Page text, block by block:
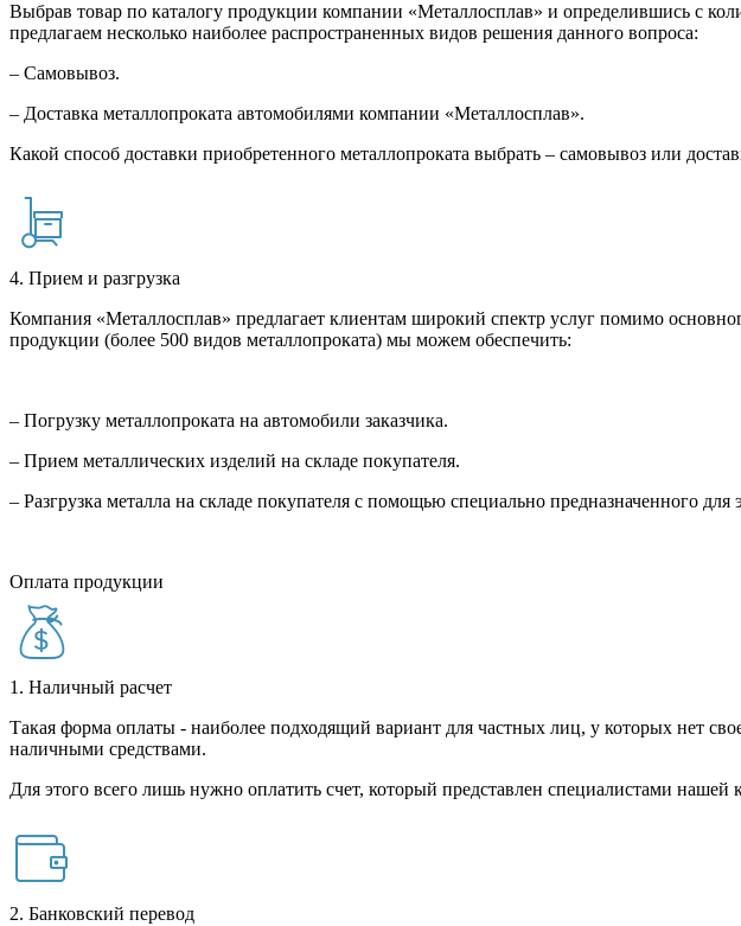
Выбрав товар по каталогу продукции компании «Металлосплав» и определившись с
предлагаем несколько наиболее распространенных видов решения данного вопроса:
– Самовывоз.
– Доставка металлопроката автомобилями компании «Металлосплав».
Какой способ доставки приобретенного металлопроката выбрать – самовывоз или
4. Прием и разгрузка
Компания «Металлосплав» предлагает клиентам широкий спектр услуг помимо
продукции (более 500 видов металлопроката) мы можем обеспечить:
– Погрузку металлопроката на автомобили заказчика.
– Прием металлических изделий на складе покупателя.
– Разгрузка металла на складе покупателя с помощью специально предназначенного
Оплата продукции
1. Наличный расчет
Такая форма оплаты - наиболее подходящий вариант для частных лиц, у которых нет
наличными средствами.
Для этого всего лишь нужно оплатить счет, который представлен специалистами нашей
2. Банковский перевод